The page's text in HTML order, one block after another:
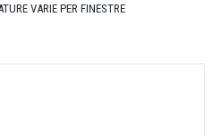
VARIE PER FINESTRE